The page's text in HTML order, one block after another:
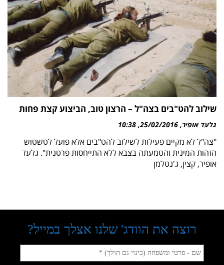
שילוב להט"בים בצה"ל – הרצון טוב, הביצוע קצת פחות
גלעד אופיר 25/02/2016
10:38
"צה"ל לא מקיים פעילות לשילוב להט"בים אלא פועל לטשטוש
הזהות המינית והטמעתה בצבא ללא התייחסות פרטנית". גלעד
אופיר, קצין, ג'נטלמן